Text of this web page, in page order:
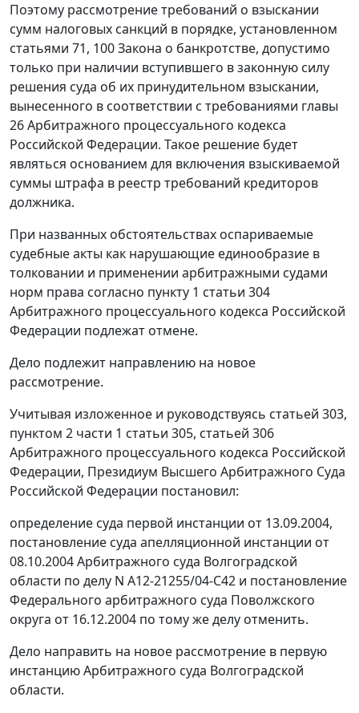
Поэтому рассмотрение требований о взыскании
сумм налоговых санкций в порядке, установленном
статьями 71, 100Закона о банкротстве, допустимо
только при наличии вступившего в законную силу
решения суда об их принудительном взыскании,
вынесенного в соответствии с требованиями главы
26Арбитражного процессуального кодекса
Российской Федерации. Такое решение будет
являться основанием для включения взыскиваемой
суммы штрафа в реестр требований кредиторов
должника.
При названных обстоятельствах оспариваемые
судебные акты как нарушающие единообразие в
толковании и применении арбитражными судами
норм права согласно пункту 1 статьи 304
Арбитражного процессуального кодекса Российской
Федерации подлежат отмене.
Дело подлежит направлению на новое
рассмотрение.
Учитывая изложенное и руководствуясь статьей 303,
пунктом 2 части 1 статьи 305, статьей 306
Арбитражного процессуального кодекса Российской
Федерации, Президиум Высшего Арбитражного Суда
Российской Федерации постановил:
определение суда первой инстанции от 13.09.2004,
постановление суда апелляционной инстанции от
08.10.2004 Арбитражного суда Волгоградской
области по делу N А12-21255/04-С42 и постановление
Федерального арбитражного суда Поволжского
округа от 16.12.2004 по тому же делу отменить.
Дело направить на новое рассмотрение в первую
инстанцию Арбитражного суда Волгоградской
области.